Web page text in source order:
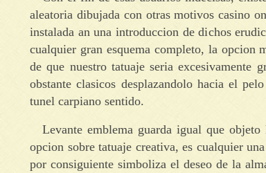
aleatoria dibujada con otras motivos casino
instalada an una introduccion de dichos
cualquier gran esquema completo, la opcion
de que nuestro tatuaje seria excesivamente
obstante clasicos desplazandolo hacia el
tunel carpiano sentido.
Levante emblema guarda igual que
opcion sobre tatuaje creativa, es cualquier
por consiguiente simboliza el deseo de la